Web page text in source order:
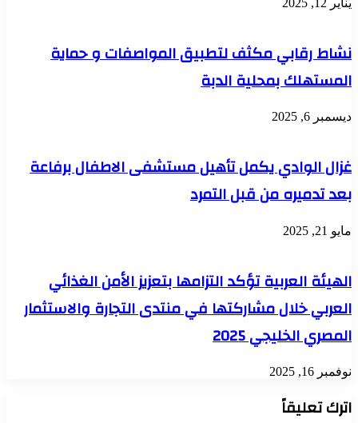
يناير 12, 2025
نشاط رقابي مكثف لتطبيق المواصفات و حماية
المستهلك بمحلية الدبة
ديسمبر 6, 2025
غزال الوادي يكمل تأهيل مستشفى الاطفال برفاعة
بعد تدميره من قبل التمرد
مايو 21, 2025
الهيئة العربية تؤكد التزامها بتعزيز الأمن الغذائي
العربي خلال مشاركتها في منتدى التجارة والاستثمار
المصري الخليجي 2025
نوفمبر 16, 2025
اترك تعليقاً